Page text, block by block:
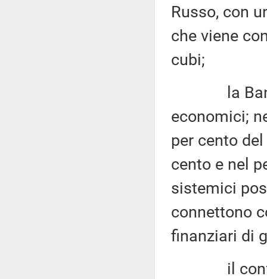
Russo, con
che viene
cubi;
la Banca
economici;
per cento
cento e nel
sistemici
connettono
finanziari di
il conflitto